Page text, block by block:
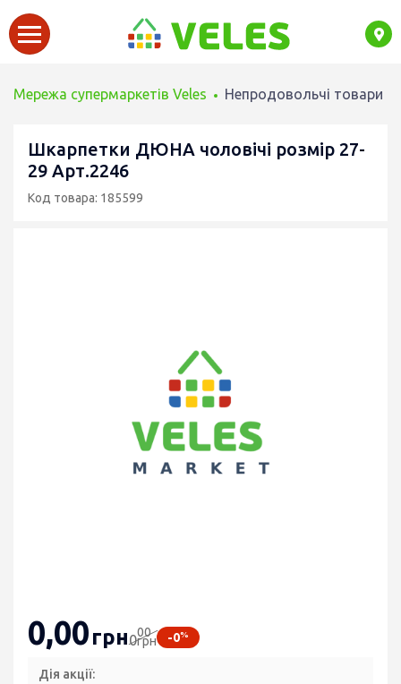
Мережа супермаркетів Veles Непродовольчі товари
Шкарпетки ДЮНА чоловічі розмір 27-
29 Арт.2246
Код товара: 185599
0,00грн000
грн -0%
Дія акції: